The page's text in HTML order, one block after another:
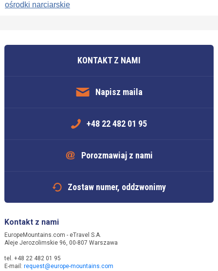
ośrodki narciarskie
KONTAKT Z NAMI
Napisz maila
+48 22 482 01 95
Porozmawiaj z nami
Zostaw numer, oddzwonimy
Kontakt z nami
EuropeMountains.com - eTravel S.A.
Aleje Jerozolimskie 96, 00-807 Warszawa
tel. +48 22 482 01 95
E-mail: request@europe-mountains.com